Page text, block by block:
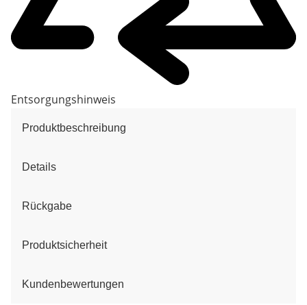
Entsorgungshinweis
Produktbeschreibung
Details
Rückgabe
Produktsicherheit
Kundenbewertungen